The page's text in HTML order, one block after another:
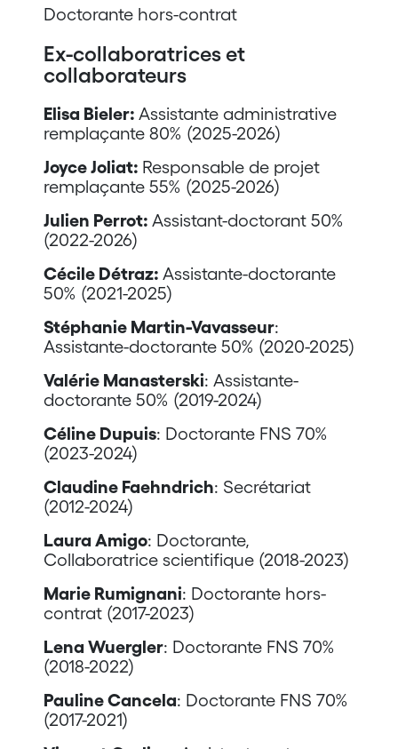
Doctorante hors-contrat
Ex-collaboratrices et
collaborateurs
Elisa Bieler: Assistante administrative
remplaçante 80% (2025-2026)
Joyce Joliat: Responsable de projet
remplaçante 55% (2025-2026)
Julien Perrot: Assistant-doctorant 50%
(2022-2026)
Cécile Détraz: Assistante-doctorante
50% (2021-2025)
Stéphanie Martin-Vavasseur:
Assistante-doctorante 50% (2020-2025)
Valérie Manasterski: Assistante-
doctorante 50% (2019-2024)
Céline Dupuis: Doctorante FNS 70%
(2023-2024)
Claudine Faehndrich: Secrétariat
(2012-2024)
Laura Amigo: Doctorante,
Collaboratrice scientifique (2018-2023)
Marie Rumignani: Doctorante hors-
contrat (2017-2023)
Lena Wuergler: Doctorante FNS 70%
(2018-2022)
Pauline Cancela: Doctorante FNS 70%
(2017-2021)